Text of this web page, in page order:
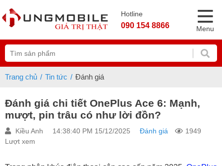
Hotline
090 154 8866 Menu
Trang chủ Tin tức Đánh giá
Đánh giá chi tiết OnePlus Ace 6: Mạnh,
mượt, pin trâu có như lời đồn?
Kiều Anh 14:38:40 PM 15/12/2025 Đánh giá
1949
Lượt xem